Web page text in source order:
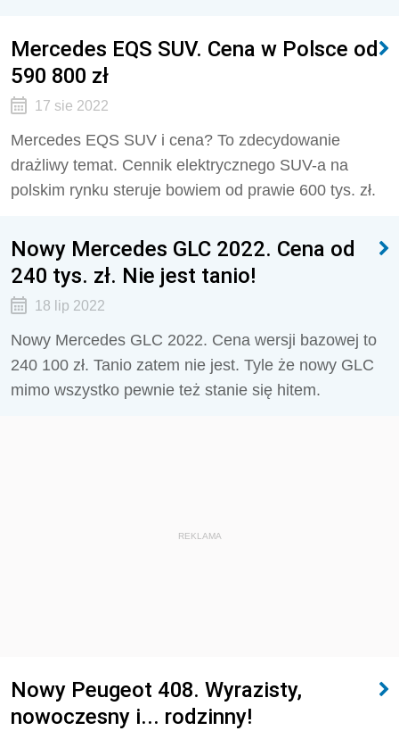
Mercedes EQS SUV. Cena w Polsce od
590 800 zł
17 sie 2022
Mercedes EQS SUV i cena? To zdecydowanie
drażliwy temat. Cennik elektrycznego SUV-a na
polskim rynku steruje bowiem od prawie 600 tys. zł.
Nowy Mercedes GLC 2022. Cena od
240 tys. zł. Nie jest tanio!
18 lip 2022
Nowy Mercedes GLC 2022. Cena wersji bazowej to
240 100 zł. Tanio zatem nie jest. Tyle że nowy GLC
mimo wszystko pewnie też stanie się hitem.
REKLAMA
Nowy Peugeot 408. Wyrazisty,
nowoczesny i... rodzinny!